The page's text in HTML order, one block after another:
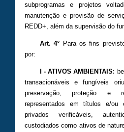
subprogramas e projetos
manutenção e provisão de
REDD+, além da supervisão do
Art. 4° Para os fins
por:
I - ATIVOS AMBIENTAIS:
transacionáveis e fungíveis
preservação, proteção e
representados em títulos e/ou
privados verificáveis,
custodiados como ativos de